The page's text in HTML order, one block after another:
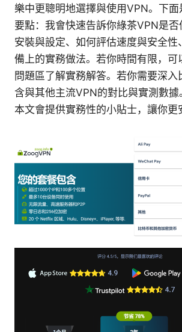
樂中更聰明地選擇與使用VPN。下面
要點：我會快速告訴你綠茶VPN是
安裝與設定、如何評估速度與安全性
備上的實務做法。若你時間有限，可
問題區了解實務解答。若你需要深入
含與其他主流VPN的對比與實測數據
本文會提供實務性的小貼士，讓你更